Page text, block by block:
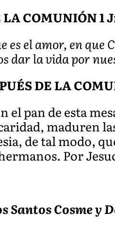
COMUNIÓN 1
es el amor, en
dar la vida por
DE LA
el pan de esta
maduren
de tal modo,
Por
Santos Cosme y